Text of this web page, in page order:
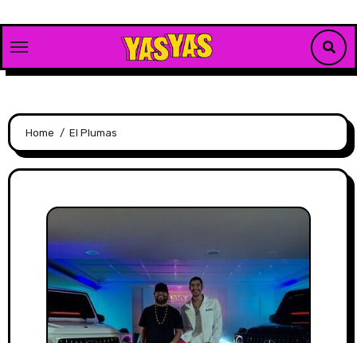
content
Home El Plumas